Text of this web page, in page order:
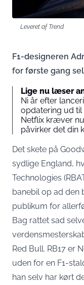
Leveret af Trend
F1-designeren
for første gang
Lige nu læser
Ni år efter
opdatering ud til
Netflix kræver
påvirker det din
Det skete på
sydlige England,
Technologies
banebil op ad den
publikum for
Bag rattet sad
Red Bull. RB17 er
uden for en F1-
han selv har kørt